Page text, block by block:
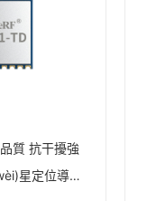
質 抗干擾強
星定位導航